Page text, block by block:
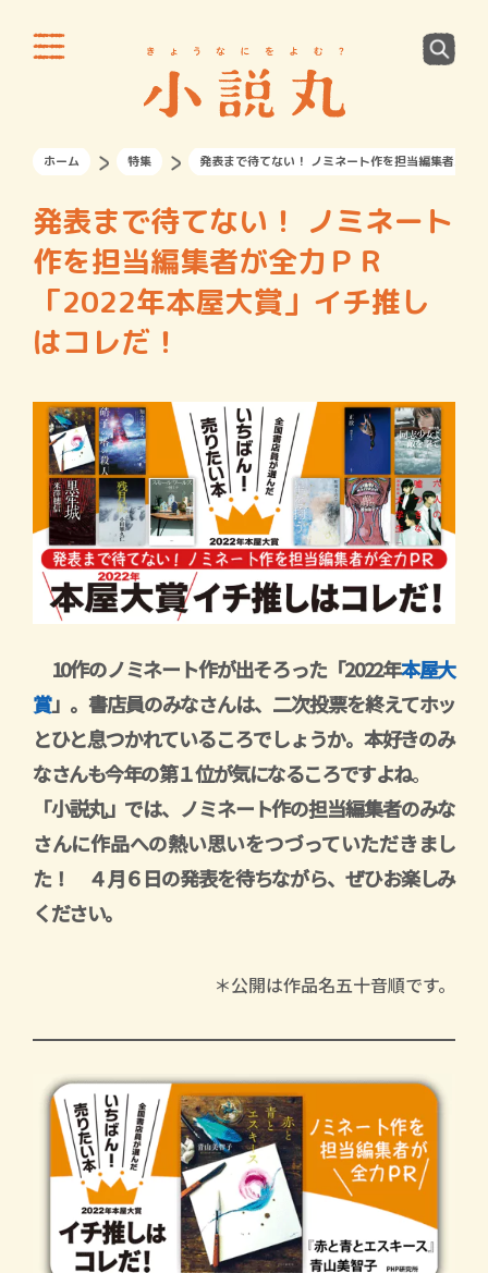
ホーム 特集 発表まで待てない！ ノミネート作を担当編集者が
発表まで待てない！ ノミネート
作を担当編集者が全力ＰＲ
「2022年本屋大賞」イチ推し
はコレだ！
10作のノミネート作が出そろった「2022年本屋大
賞」。書店員のみなさんは、二次投票を終えてホッ
とひと息つかれているころでしょうか。本好きのみ
なさんも今年の第１位が気になるころですよね。
「小説丸」では、ノミネート作の担当編集者のみな
さんに作品への熱い思いをつづっていただきまし
た！ ４月６日の発表を待ちながら、ぜひお楽しみ
ください。
＊公開は作品名五十音順です。